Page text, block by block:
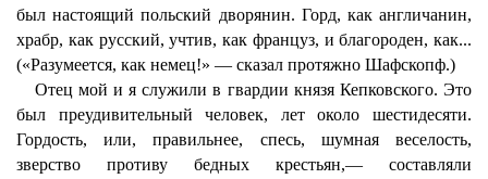
был настоящий польский дворянин. Горд, как англичанин,
храбр, как русский, учтив, как француз, и благороден, как...
(«Разумеется, как немец!» — сказал протяжно Шафскопф.)
Отец мой и я служили в гвардии князя Кепковского. Это
был преудивительный человек, лет около шестидесяти.
Гордость, или, правильнее, спесь, шумная веселость,
зверство противу бедных крестьян,— составляли